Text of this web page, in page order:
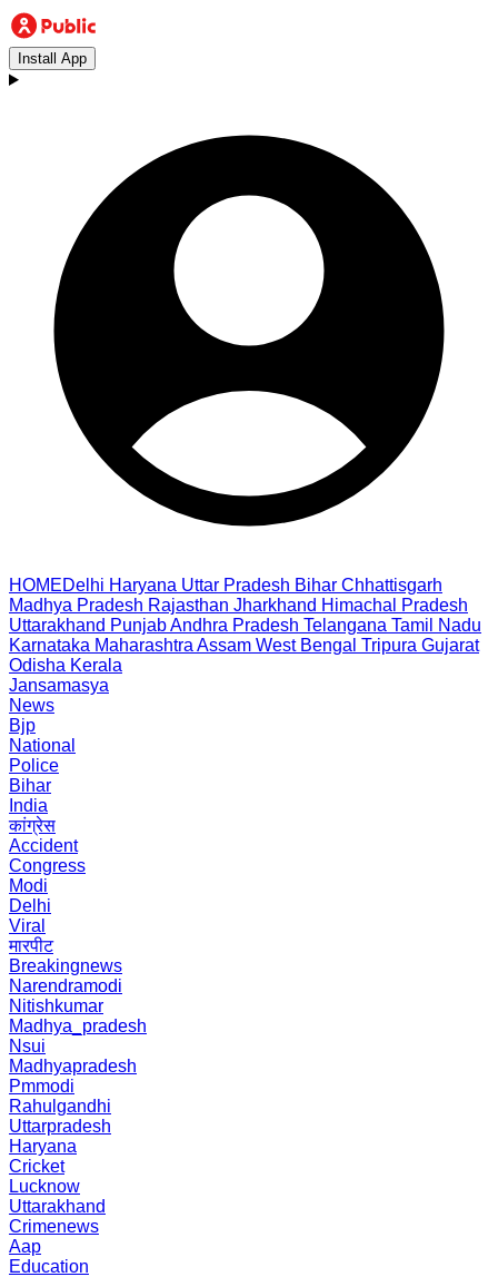
Install App
HOMEDelhi Haryana Uttar Pradesh Bihar Chhattisgarh
Madhya Pradesh Rajasthan Jharkhand Himachal Pradesh
Uttarakhand PunjabAndhra Pradesh Telangana Tamil Nadu
Karnataka Maharashtra Assam West Bengal Tripura Gujarat
Odisha Kerala
Jansamasya
News
Bjp
National
Police
Bihar
India
कांग्रेस
Accident
Congress
Modi
Delhi
Viral
मारपीट
Breakingnews
Narendramodi
Nitishkumar
Madhya_pradesh
Nsui
Madhyapradesh
Pmmodi
Rahulgandhi
Uttarpradesh
Haryana
Cricket
Lucknow
Uttarakhand
Crimenews
Aap
Education